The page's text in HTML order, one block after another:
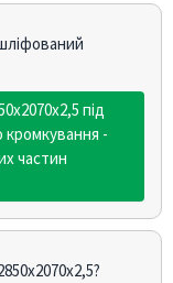
під
кромкування -
частин